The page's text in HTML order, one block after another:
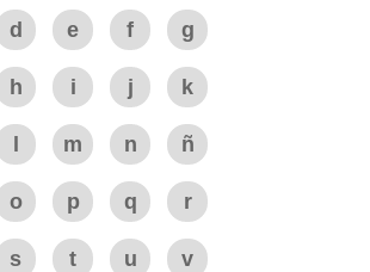
d e f g
h i j k
m n ñ
o p q r
s t u v